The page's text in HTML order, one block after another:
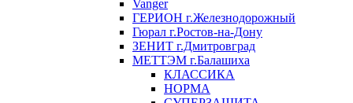
Vanger
ГЕРИОН г.Железнодорожный
Гюрал г.Ростов-на-Дону
ЗЕНИТ г.Дмитровград
МЕТТЭМ г.Балашиха
КЛАССИКА
НОРМА